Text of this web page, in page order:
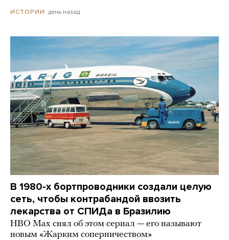
ИСТОРИИ день назад
В 1980-х бортпроводники создали целую
сеть, чтобы контрабандой ввозить
лекарства от СПИДа в Бразилию
HBO Max снял об этом сериал — его называют
новым «Жарким соперничеством»